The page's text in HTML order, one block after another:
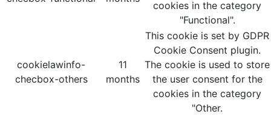
cookies in the category
"Functional".
cookielawinfo-
checbox-others
11
months
This cookie is set by GDPR
Cookie Consent plugin.
The cookie is used to store
the user consent for the
cookies in the category
"Other.